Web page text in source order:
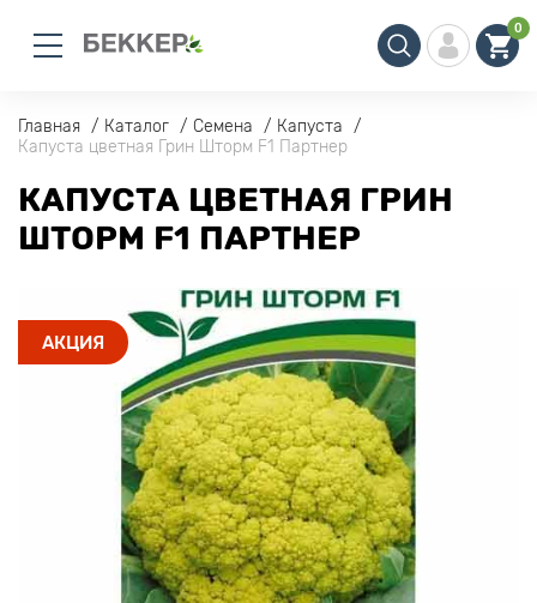
0
Главная Каталог Семена
Капуста
Капуста цветная Грин Шторм F1 Партнер
КАПУСТА ЦВЕТНАЯ ГРИН
ШТОРМ F1 ПАРТНЕР
АКЦИЯ